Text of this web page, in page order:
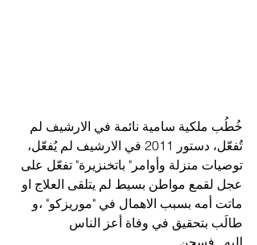
خُطُب ملكية سامية نائمة في الارشيف لم
تُفعّل، دستور 2011 في الارشيف لم يُفعّل،
توصيات منزلة وأوامر" باتخنزيرة" تفعّل على
عجل لقمع مواطن بسيط لم يتلقى العلاج او
ماتت أمه بسبب الاهمال في "موريزكو" ،و
طالَب بتحقيق في وفاة أعز الناس
إليه...فسجن